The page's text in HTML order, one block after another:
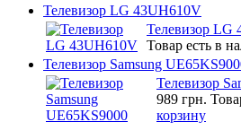
Телевизор LG 43UH610V
Телевизор LG
Товар есть в
Телевизор Samsung
Телевизор
989 грн.
корзину